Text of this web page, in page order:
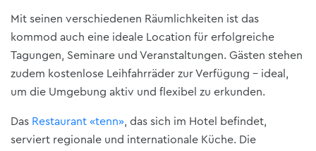
Mit seinen verschiedenen Räumlichkeiten ist das
kommod auch eine ideale Location für erfolgreiche
Tagungen, Seminare und Veranstaltungen. Gästen stehen
zudem kostenlose Leihfahrräder zur Verfügung – ideal,
um die Umgebung aktiv und flexibel zu erkunden.
Das Restaurant «tenn», das sich im Hotel befindet,
serviert regionale und internationale Küche. Die